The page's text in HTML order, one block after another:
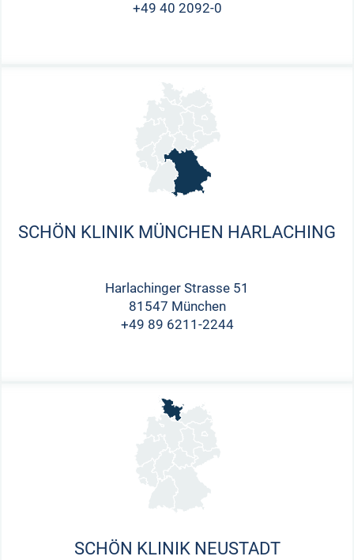
+49 40 2092-0
SCHÖN KLINIK MÜNCHEN HARLACHING
Harlachinger Strasse 51
81547 München
+49 89 6211-2244
SCHÖN KLINIK NEUSTADT